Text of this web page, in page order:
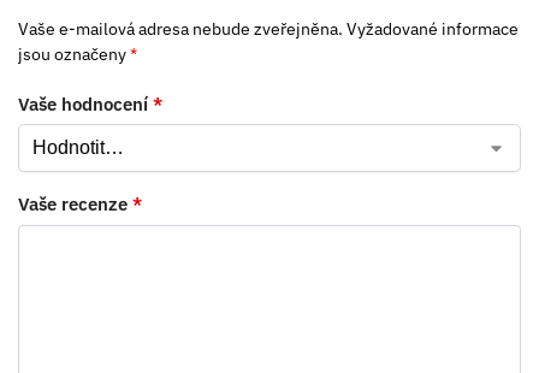
Vaše e-mailová adresa nebude zveřejněna. Vyžadované informace
jsou označeny*
Vaše hodnocení *
Vaše recenze *